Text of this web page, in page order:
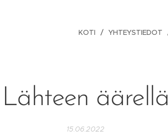
KOTI YHTEYSTIEDOT
Lähteen äärellä
15.06.2022